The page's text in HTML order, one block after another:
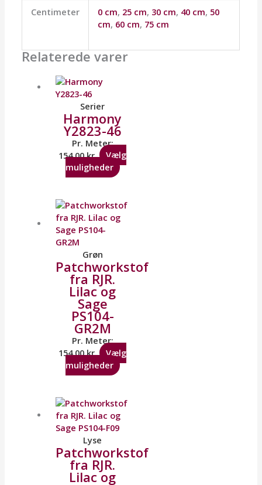
Centimeter 0 cm, 25 cm, 30 cm, 40 cm, 50
cm, 60 cm, 75 cm
Relaterede varer
Serier
Harmony
Y2823-46
Pr. Meter:
154,00kr.
Vælg
muligheder
Grøn
Patchworkstof
fra RJR.
Lilac og
Sage
PS104-
GR2M
Pr. Meter:
154,00kr.
Vælg
muligheder
Lyse
Patchworkstof
fra RJR.
Lilac og